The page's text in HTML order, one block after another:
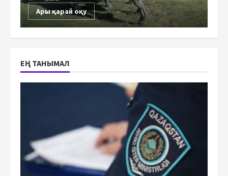
Ары қарай оқу
ЕҢ ТАНЫМАЛ